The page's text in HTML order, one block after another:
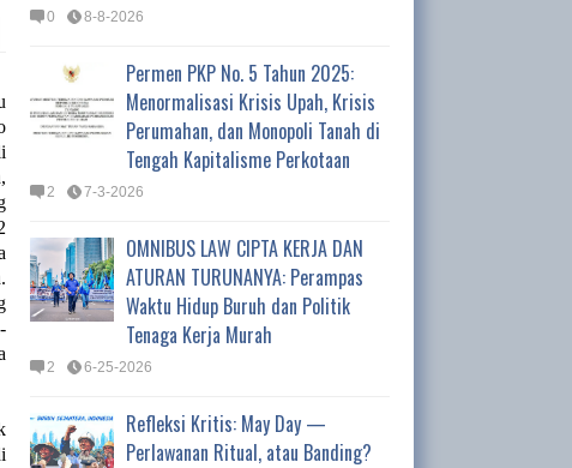
0 8-8-2026
Permen PKP No. 5 Tahun 2025:
Menormalisasi Krisis Upah, Krisis
Perumahan, dan Monopoli Tanah di
Tengah Kapitalisme Perkotaan
2 7-3-2026
OMNIBUS LAW CIPTA KERJA DAN
ATURAN TURUNANYA: Perampas
Waktu Hidup Buruh dan Politik
Tenaga Kerja Murah
2 6-25-2026
Refleksi Kritis: May Day —
Perlawanan Ritual, atau Banding?